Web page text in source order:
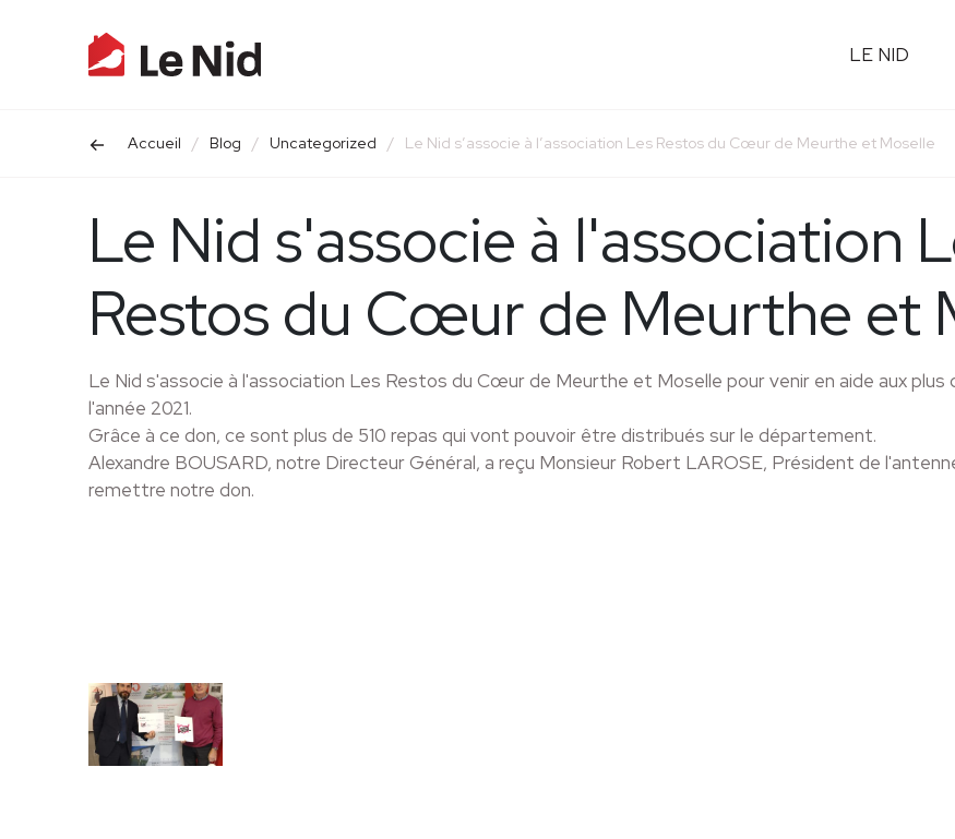
LE NID
Accueil / Blog / Uncategorized / Le Nid s’associe à l’association Les Restos du Cœur de Meurthe et Moselle
Le Nid s'associe à l'association
Restos du Cœur de Meurthe et
Le Nid s'associe à l'association Les Restos du Cœur de Meurthe et Moselle pour venir en aide aux
l'année 2021.
Grâce à ce don, ce sont plus de 510 repas qui vont pouvoir être distribués sur le département.
Alexandre BOUSARD, notre Directeur Général, a reçu Monsieur Robert LAROSE, Président de
remettre notre don.